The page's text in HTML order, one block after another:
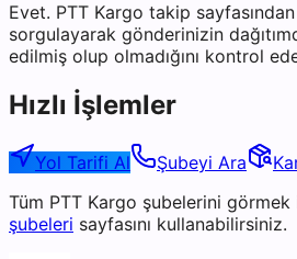
Evet. PTT Kargo takip sayfasından
sorgulayarak gönderinizin
edilmiş olup olmadığını kontrol
Hızlı İşlemler
Yol Tarifi Al Şubeyi Ara
Tüm PTT Kargo şubelerini görmek
şubeleri sayfasını kullanabilirsiniz.